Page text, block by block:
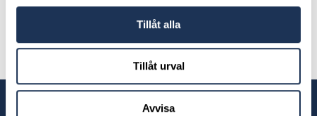
Tillåt alla
Tillåt urval
Avvisa
melker.westerlund@ahlbergbil.se